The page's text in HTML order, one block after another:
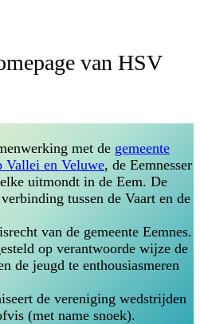
van HSV
met de gemeente
Vallei en Veluwe, de Eemnesser
uitmondt in de Eem. De
tussen de Vaart en de
van de gemeente Eemnes.
op verantwoorde wijze de
de jeugd te enthousiasmeren
de vereniging wedstrijden
(met name snoek).